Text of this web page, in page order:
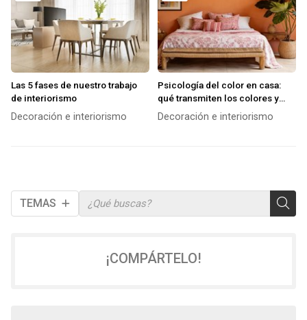
TEMAS
Las 5 fases de nuestro trabajo
de interiorismo
Decoración e interiorismo
Psicología del color en casa:
qué transmiten los colores y
cómo usarlos en cada
Decoración e interiorismo
¡COMPÁRTELO!